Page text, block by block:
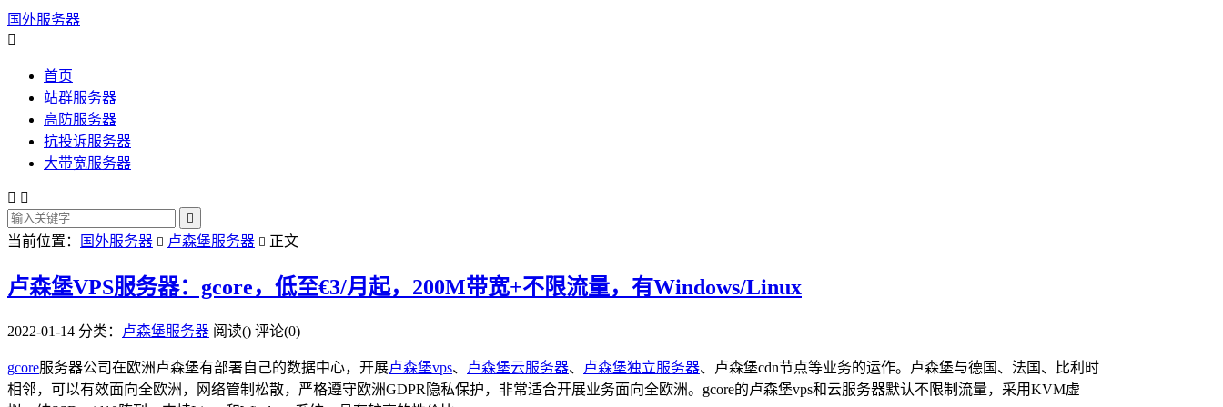
国外服务器

首页
站群服务器
高防服务器
抗投诉服务器
大带宽服务器
 

当前位置： 国外服务器  卢森堡服务器  正文
卢森堡VPS服务器：gcore，低至€3/月起，200M带宽+不限流量，有Windows/Linux
2022-01-14 分类： 卢森堡服务器 阅读() 评论(0)
gcore服务器公司在欧洲卢森堡有部署自己的数据中心，开展卢森堡vps、 卢森堡云服务器、 卢森堡独立服务器、卢森堡cdn节点等业务的运作。卢森堡与德国、法国、比利时
相邻，可以有效面向全欧洲，网络管制松散，严格遵守欧洲GDPR隐私保护，非常适合开展业务面向全欧洲。gcore的卢森堡vps和云服务器默认不限制流量，采用KVM虚